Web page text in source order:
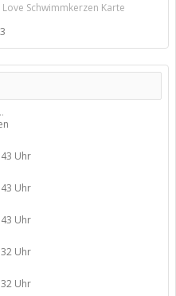
Schwimmkerzen Karte
Uhr
Uhr
Uhr
Uhr
Uhr